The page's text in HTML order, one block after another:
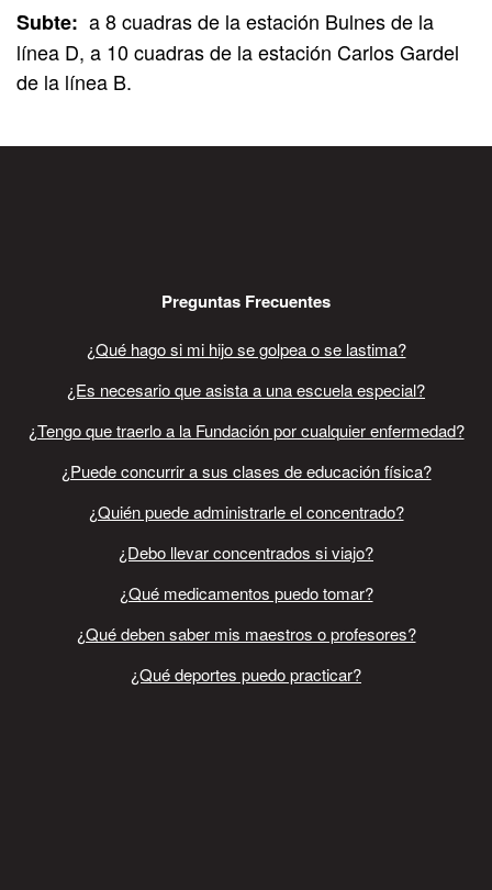
Subte: a 8 cuadras de la estación Bulnes de la
línea D, a 10 cuadras de la estación Carlos Gardel
de la línea B.
Preguntas Frecuentes
¿Qué hago si mi hijo se golpea o se lastima?
¿Es necesario que asista a una escuela especial?
¿Tengo que traerlo a la Fundación por cualquier enfermedad?
¿Puede concurrir a sus clases de educación física?
¿Quién puede administrarle el concentrado?
¿Debo llevar concentrados si viajo?
¿Qué medicamentos puedo tomar?
¿Qué deben saber mis maestros o profesores?
¿Qué deportes puedo practicar?